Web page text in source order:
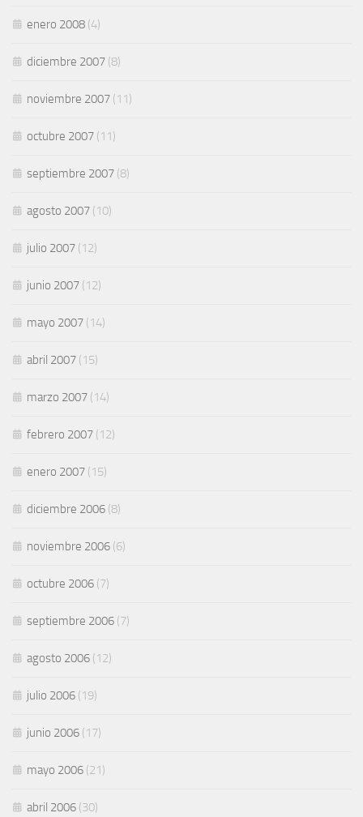
enero 2008 (4)
diciembre 2007 (8)
noviembre 2007 (11)
octubre 2007 (11)
septiembre 2007 (8)
agosto 2007 (10)
julio 2007 (12)
junio 2007 (12)
mayo 2007 (14)
abril 2007 (15)
marzo 2007 (14)
febrero 2007 (12)
enero 2007 (15)
diciembre 2006 (8)
noviembre 2006 (6)
octubre 2006 (7)
septiembre 2006 (7)
agosto 2006 (12)
julio 2006 (19)
junio 2006 (17)
mayo 2006 (21)
abril 2006 (30)